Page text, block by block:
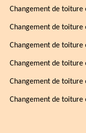
Changement de toiture
Changement de toiture
Changement de toiture
Changement de toiture
Changement de toiture
Changement de toiture